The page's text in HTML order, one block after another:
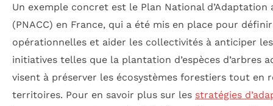
Un exemple concret est le Plan National d’Adaptation
(PNACC) en France, qui a été mis en place pour
opérationnelles et aider les collectivités à anticiper
initiatives telles que la plantation d’espèces d’arbres
visent à préserver les écosystèmes forestiers tout en
territoires. Pour en savoir plus sur les stratégies